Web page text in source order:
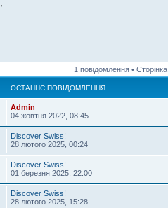
1 повідомлення • Сторінка
ОСТАННЄ ПОВІДОМЛЕННЯ
Admin
04 жовтня 2022, 08:45
Discover Swiss!
28 лютого 2025, 00:24
Discover Swiss!
01 березня 2025, 22:00
Discover Swiss!
28 лютого 2025, 15:28